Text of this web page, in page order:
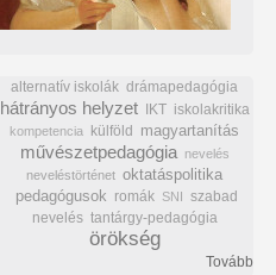
alternatív iskolák drámapedagógia
hátrányos helyzet IKT iskolakritika
kompetencia külföld magyartanítás
művészetpedagógia
nevelés
neveléstörténet oktatáspolitika
pedagógusok romák SNI szabad
nevelés tantárgy-pedagógia
örökség
Tovább